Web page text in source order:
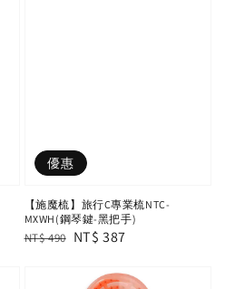
優惠
【施魔梳】旅行C專業梳NTC-
MXWH(鋼琴鍵-黑把手)
Regular
NT$ 490 Sale
NT$ 387